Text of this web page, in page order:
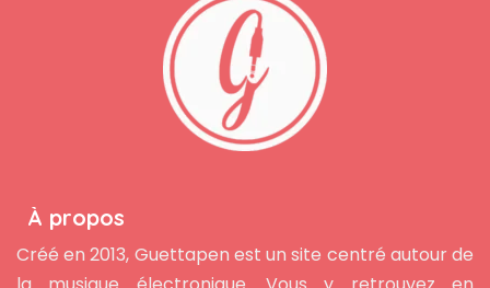
À propos
Créé en 2013, Guettapen est un site centré autour de